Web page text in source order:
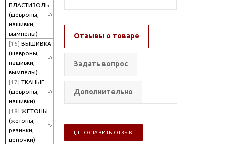
ПЛАСТИЗОЛЬ
(шевроны,
нашивки,
вымпелы)
[16] ВЫШИВКА
(шевроны,
нашивки,
вымпелы)
[17] ТКАНЫЕ
(шевроны,
нашивки)
[18] ЖЕТОНЫ
(жетоны,
резинки,
цепочки)
Отзывы о товаре
Задать вопрос
Дополнительно
ОСТАВИТЬ ОТЗЫВ